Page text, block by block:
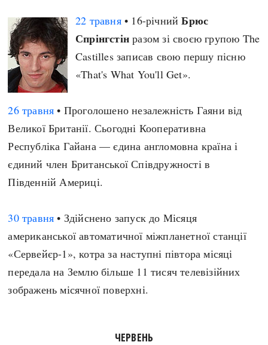
22 травня• 16-річнийБрюс
Спрінгстін разом зі своєю групою The
Castilles записав свою першу пісню
«That's What You'll Get».
26 травня • Проголошено незалежність Гаяни від
Великої Британії. Сьогодні Кооперативна
Республіка Гайана — єдина англомовна країна і
єдиний член Британської Співдружності в
Південній Америці.
30 травня • Здійснено запуск до Місяця
американської автоматичної міжпланетної станції
«Сервейєр-1», котра за наступні півтора місяці
передала на Землю більше 11 тисяч телевізійних
зображень місячної поверхні.
ЧЕРВЕНЬ